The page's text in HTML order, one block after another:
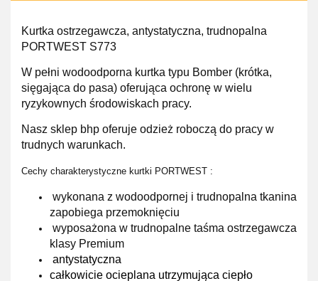
Kurtka ostrzegawcza, antystatyczna, trudnopalna
PORTWEST S773
W pełni wodoodporna kurtka typu Bomber (krótka,
sięgająca do pasa) oferująca ochronę w wielu
ryzykownych środowiskach pracy.
Nasz sklep bhp oferuje odzież roboczą do pracy w
trudnych warunkach.
Cechy charakterystyczne kurtki PORTWEST :
wykonana z wodoodpornej i trudnopalna tkanina
zapobiega przemoknięciu
wyposażona w trudnopalne taśma ostrzegawcza
klasy Premium
antystatyczna
całkowicie ocieplana utrzymująca ciepło